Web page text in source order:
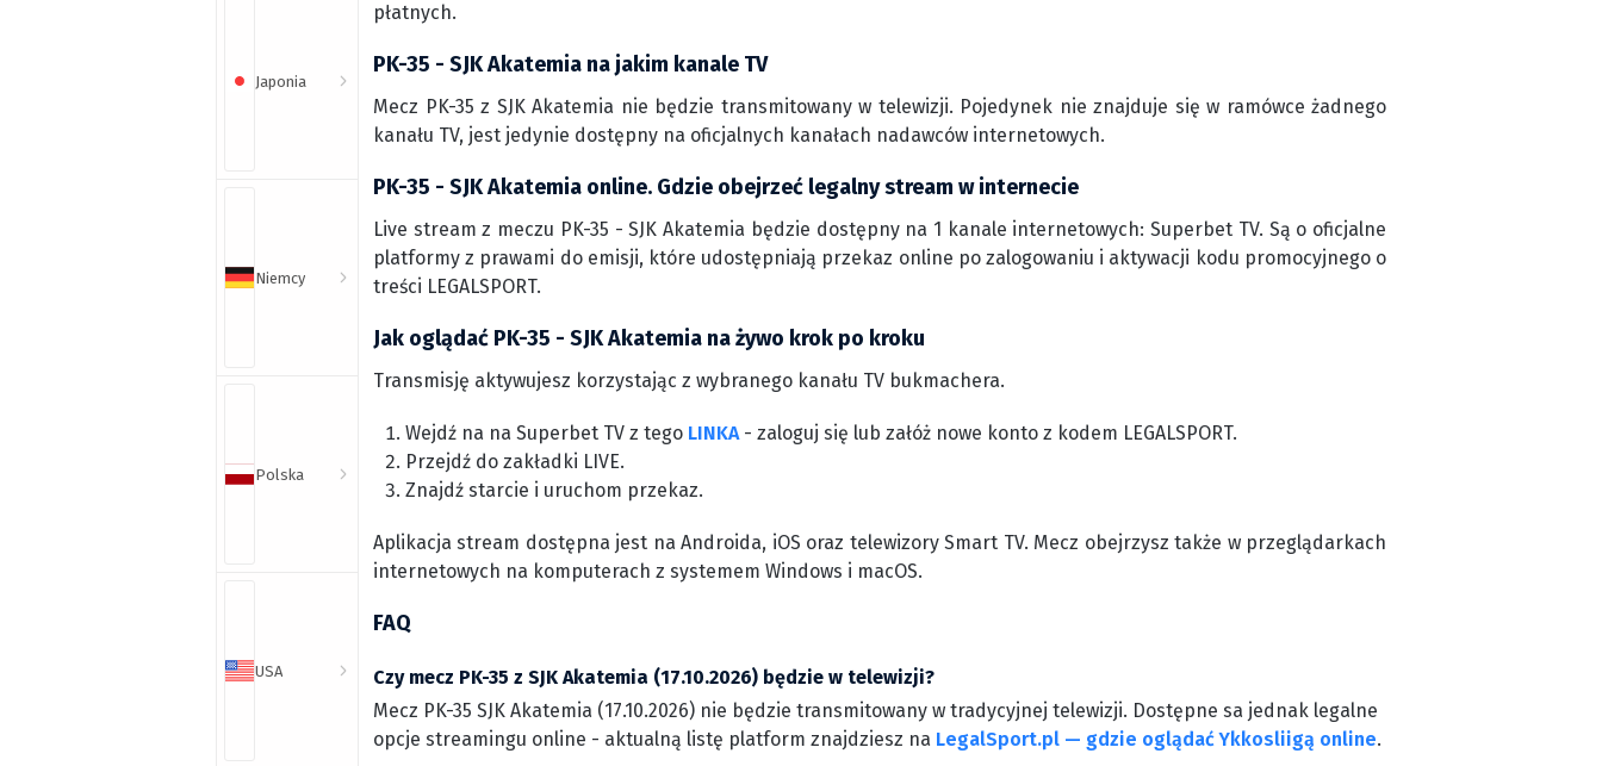
Japonia
Niemcy
Polska
USA
płatnych.
PK-35 - SJK Akatemia na jakim kanale TV
Mecz PK-35 z SJK Akatemia nie będzie transmitowany w telewizji. Pojedynek nie znajduje się w ramówce żadnego
kanału TV, jest jedynie dostępny na oficjalnych kanałach nadawców internetowych.
PK-35 - SJK Akatemia online. Gdzie obejrzeć legalny stream w internecie
Live stream z meczu PK-35 - SJK Akatemia będzie dostępny na 1 kanale internetowych: Superbet TV. Są o oficjalne
platformy z prawami do emisji, które udostępniają przekaz online po zalogowaniu i aktywacji kodu promocyjnego o
treści LEGALSPORT.
Jak oglądać PK-35 - SJK Akatemia na żywo krok po kroku
Transmisję aktywujesz korzystając z wybranego kanału TV bukmachera.
Wejdź na na Superbet TV z tego LINKA- zaloguj się lub załóż nowe konto z kodem LEGALSPORT.
Przejdź do zakładki LIVE.
Znajdź starcie i uruchom przekaz.
Aplikacja stream dostępna jest na Androida, iOS oraz telewizory Smart TV. Mecz obejrzysz także w przeglądarkach
internetowych na komputerach z systemem Windows i macOS.
FAQ
Czy mecz PK-35 z SJK Akatemia (17.10.2026) będzie w telewizji?
Mecz PK-35 SJK Akatemia (17.10.2026) nie będzie transmitowany w tradycyjnej telewizji. Dostępne sa jednak legalne
opcje streamingu online - aktualną listę platform znajdziesz na LegalSport.pl — gdzie oglądać Ykkosliigą online.